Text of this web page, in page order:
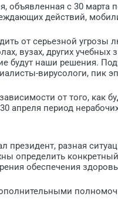
объявленная с 30
действий,
от серьезной
вузах, других учебных
будут наши решения.
вирусологи,
от того, как
апреля период
президент, разная
определить
обеспечения